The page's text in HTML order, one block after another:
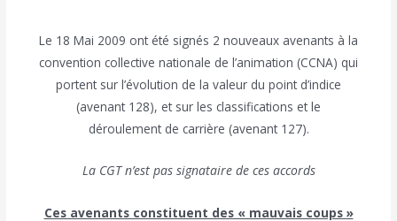
Le 18 Mai 2009 ont été signés 2 nouveaux avenants à la
convention collective nationale de l’animation (CCNA) qui
portent sur l’évolution de la valeur du point d’indice
(avenant 128), et sur les classifications et le
déroulement de carrière (avenant 127).
La CGT n’est pas signataire de ces accords
Ces avenants constituent des « mauvais coups »